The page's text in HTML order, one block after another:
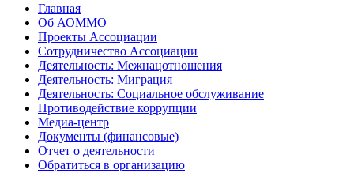
Главная
Об АОММО
Проекты Ассоциации
Сотрудничество Ассоциации
Деятельность: Межнацотношения
Деятельность: Миграция
Деятельность: Социальное обслуживание
Противодействие коррупции
Медиа-центр
Документы (финансовые)
Отчет о деятельности
Обратиться в организацию